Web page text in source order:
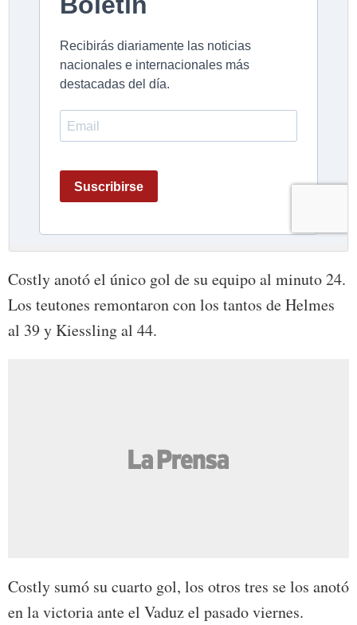
Costly anotó el único gol de su equipo al minuto 24.
Los teutones remontaron con los tantos de Helmes
al 39 y Kiessling al 44.
Costly sumó su cuarto gol, los otros tres se los anotó
en la victoria ante el Vaduz el pasado viernes.